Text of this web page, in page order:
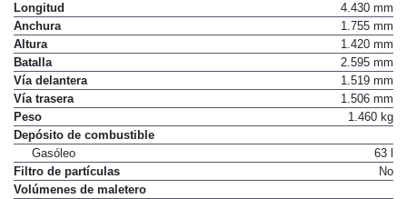
Longitud
4.430 mm
Anchura
1.755 mm
Altura
1.420 mm
Batalla
2.595 mm
Vía delantera
1.519 mm
Vía trasera
1.506 mm
Peso
1.460 kg
Depósito de combustible
Gasóleo
63 l
Filtro de partículas
No
Volúmenes de maletero